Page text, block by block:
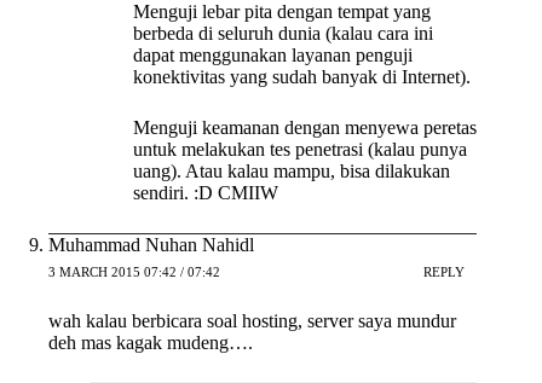
Menguji lebar pita dengan tempat yang
berbeda di seluruh dunia (kalau cara ini
dapat menggunakan layanan penguji
konektivitas yang sudah banyak di Internet).
Menguji keamanan dengan menyewa peretas
untuk melakukan tes penetrasi (kalau punya
uang). Atau kalau mampu, bisa dilakukan
sendiri. :D CMIIW
Muhammad Nuhan Nahidl
3 MARCH 2015 07:42 / 07:42 REPLY
wah kalau berbicara soal hosting, server saya mundur
deh mas kagak mudeng….